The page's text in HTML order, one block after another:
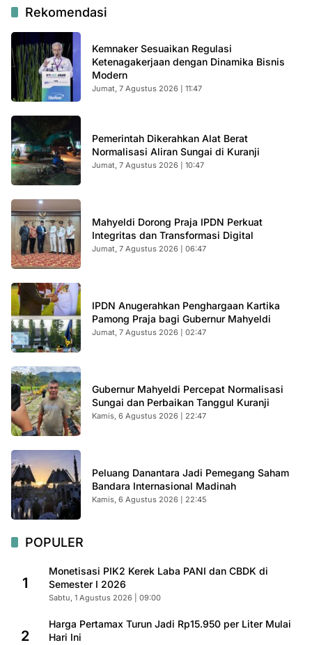
Rekomendasi
Kemnaker Sesuaikan Regulasi
Ketenagakerjaan dengan Dinamika Bisnis
Modern
Jumat, 7 Agustus 2026 | 11:47
Pemerintah Dikerahkan Alat Berat
Normalisasi Aliran Sungai di Kuranji
Jumat, 7 Agustus 2026 | 10:47
Mahyeldi Dorong Praja IPDN Perkuat
Integritas dan Transformasi Digital
Jumat, 7 Agustus 2026 | 06:47
IPDN Anugerahkan Penghargaan Kartika
Pamong Praja bagi Gubernur Mahyeldi
Jumat, 7 Agustus 2026 | 02:47
Gubernur Mahyeldi Percepat Normalisasi
Sungai dan Perbaikan Tanggul Kuranji
Kamis, 6 Agustus 2026 | 22:47
Peluang Danantara Jadi Pemegang Saham
Bandara Internasional Madinah
Kamis, 6 Agustus 2026 | 22:45
POPULER
1
Monetisasi PIK2 Kerek Laba PANI dan CBDK di
Semester I 2026
Sabtu, 1 Agustus 2026 | 09:00
2
Harga Pertamax Turun Jadi Rp15.950 per Liter Mulai
Hari Ini